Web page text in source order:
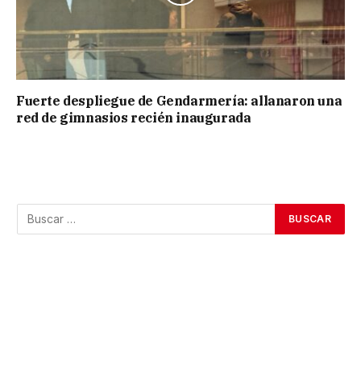
Fuerte despliegue de Gendarmería: allanaron una
red de gimnasios recién inaugurada